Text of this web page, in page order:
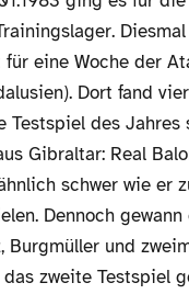
eine Woche der
Dort fand
Testspiel des Jahres
Gibraltar: Real
schwer wie er
Dennoch
Burgmüller und
zweite Testspiel